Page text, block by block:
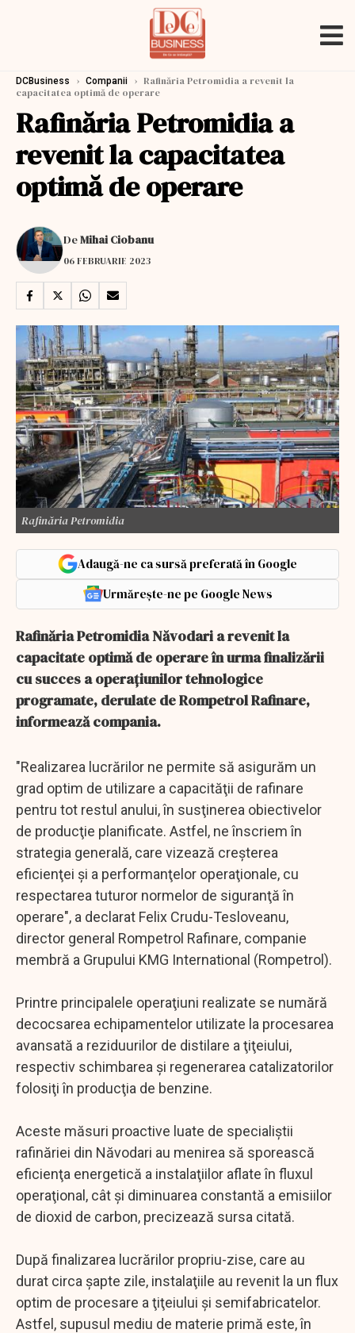
DCBusiness › Companii › Rafinăria Petromidia a revenit la
capacitatea optimă de operare
Rafinăria Petromidia a
revenit la capacitatea
optimă de operare
DeMihai Ciobanu
06 FEBRUARIE 2023
Rafinăria Petromidia
Adaugă-ne ca sursă preferată în Google
Urmărește-ne pe Google News
Rafinăria Petromidia Năvodari a revenit la
capacitate optimă de operare în urma finalizării
cu succes a operaţiunilor tehnologice
programate, derulate de Rompetrol Rafinare,
informează compania.
"Realizarea lucrărilor ne permite să asigurăm un
grad optim de utilizare a capacităţii de rafinare
pentru tot restul anului, în susţinerea obiectivelor
de producţie planificate. Astfel, ne înscriem în
strategia generală, care vizează creşterea
eficienţei şi a performanţelor operaţionale, cu
respectarea tuturor normelor de siguranţă în
operare", a declarat Felix Crudu-Tesloveanu,
director general Rompetrol Rafinare, companie
membră a Grupului KMG International (Rompetrol).
Printre principalele operaţiuni realizate se numără
decocsarea echipamentelor utilizate la procesarea
avansată a reziduurilor de distilare a ţiţeiului,
respectiv schimbarea şi regenerarea catalizatorilor
folosiţi în producţia de benzine.
Aceste măsuri proactive luate de specialiştii
rafinăriei din Năvodari au menirea să sporească
eficienţa energetică a instalaţiilor aflate în fluxul
operaţional, cât şi diminuarea constantă a emisiilor
de dioxid de carbon, precizează sursa citată.
După finalizarea lucrărilor propriu-zise, care au
durat circa şapte zile, instalaţiile au revenit la un flux
optim de procesare a ţiţeiului şi semifabricatelor.
Astfel, supusul mediu de materie primă este, în